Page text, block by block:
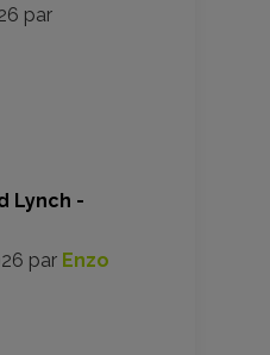
par
Lynch -
par Enzo